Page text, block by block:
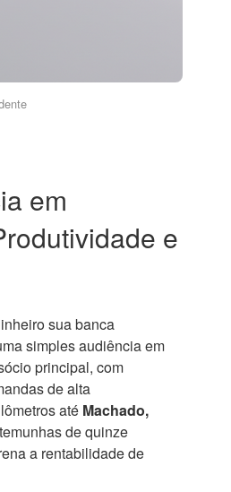
em
e
sua banca
simples audiência em
principal, com
de alta
até Machado,
de quinze
a rentabilidade de